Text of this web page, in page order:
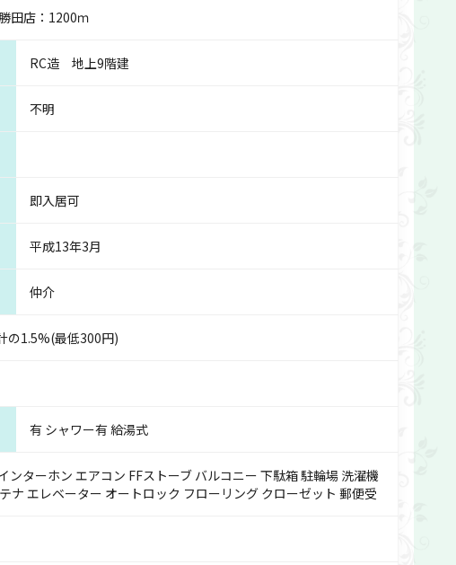
田店：1200ｍ
RC造 地上9階建
不明
即入居可
平成13年3月
仲介
の1.5%(最低300円)
有 シャワー有 給湯式
ターホン エアコン FFストーブ バルコニー 下駄箱 駐輪場 洗濯機
ナ エレベーター オートロック フローリング クローゼット 郵便受